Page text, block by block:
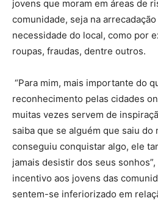
jovens que moram em áreas de
comunidade, seja na
necessidade do local, como por
roupas, fraudas, dentre outros.
“Para mim, mais importante do
reconhecimento pelas cidades
muitas vezes servem de
saiba que se alguém que saiu do
conseguiu conquistar algo, ele
jamais desistir dos seus
incentivo aos jovens das
sentem-se inferiorizado em